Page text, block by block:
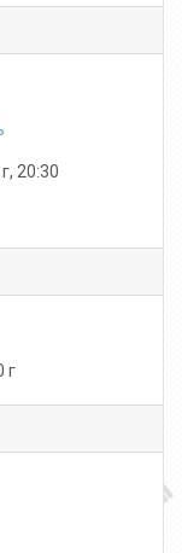
20:30
г